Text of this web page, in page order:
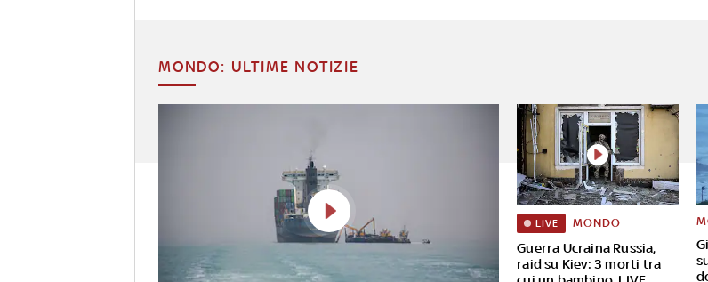
MONDO: ULTIME NOTIZIE
Guerra Ucraina Russia,
raid su Kiev: 3 morti tra
LIVE MONDO